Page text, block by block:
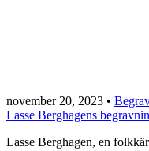
november 20, 2023 •
Lasse Berghagens
Lasse Berghagen, en